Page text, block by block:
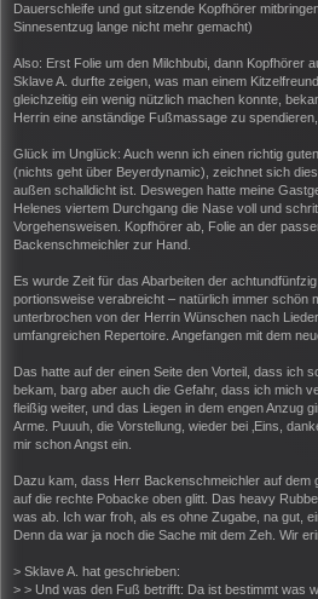
Dauerschleife und gut sitzende Kopfhörer
Sinnesentzug lange nicht mehr gemacht)
Also: Erst Folie um den Milchbubi, dann Kopfhörer
Sklave A. durfte zeigen, was man einem
gleichzeitig ein wenig nützlich machen konnte,
Herrin eine anständige Fußmassage zu spendieren,
Glück im Unglück: Auch wenn ich einen richtig
(nichts geht über Beyerdynamic), zeichnet sich
außen schalldicht ist. Deswegen hatte meine
Helenes viertem Durchgang die Nase voll und
Vorgehensweisen. Kopfhörer ab, Folie an der
Backenschmeichler zur Hand.
Es wurde Zeit für das Abarbeiten der
portionsweise verabreicht – natürlich immer schön
unterbrochen von der Herrin Wünschen nach
umfangreichen Repertoire. Angefangen mit dem
Das hatte auf der einen Seite den Vorteil, dass ich
bekam, barg aber auch die Gefahr, dass ich mich
fleißig weiter, und das Liegen in dem engen Anzug
Arme. Puuuh, die Vorstellung, wieder bei ‚Eins,
mir schon Angst ein.
Dazu kam, dass Herr Backenschmeichler auf dem
auf die rechte Pobacke oben glitt. Das heavy
was ab. Ich war froh, als es ohne Zugabe, na gut,
Denn da war ja noch die Sache mit dem Zeh. Wir
> Sklave A. hat geschrieben:
> > Und was den Fuß betrifft: Da ist bestimmt was